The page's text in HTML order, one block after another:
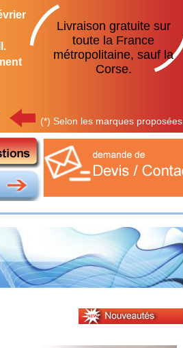
Livraison gratuite sur
toute la France
métropolitaine, sauf la
Corse.
(*) Selon les marques proposées.